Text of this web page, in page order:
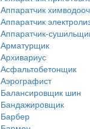
Аппаратчик
Аппаратчик
Аппаратчик-
Арматурщик
Архивариус
Асфальтобетонщик
Аэрографист
Балансировщик шин
Бандажировщик
Барбер